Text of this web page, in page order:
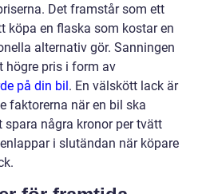
Det framstår som ett
köpa en flaska som kostar en
alternativ gör. Sanningen
högre pris i form av
på din bil. En välskött lack är
faktorerna när en bil ska
spara några kronor per tvätt
i slutändan när köpare